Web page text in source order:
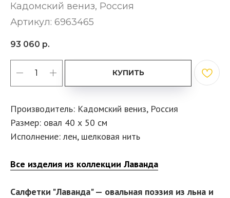
Кадомский вениз​, Россия
Артикул: 6963465
93 060 р.
КУПИТЬ
Производитель: Кадомский вениз, Россия
Размер: овал 40 х 50 см
Исполнение: лен, шелковая нить
Все изделия из коллекции Лаванда
Салфетки "Лаванда" — овальная поэзия из льна и